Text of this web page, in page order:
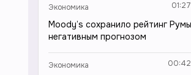
Экономика
Moody’s сохранило рейтинг
негативным прогнозом
Экономика